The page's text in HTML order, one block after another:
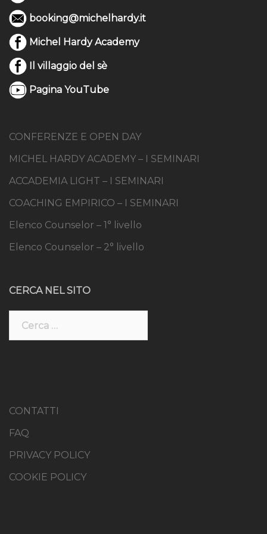
booking@michelhardy.it
Michel Hardy Academy
Il villaggio del sè
Pagina YouTube
CONFERENZE E OPEN DAY
MICHEL HARDY ACADEMY – I SEMINARI
ACCADEMIA LIGHT – I SEMINARI
COACHING EMPIRICO – I SEMINARI
Elenco Counselor – 1° livello
Elenco Counselor – 2° livello
CERCA NEL SITO
Ricerca
CONTATTI
FAQ
PRIVACY POLICY
COOKIE POLICY